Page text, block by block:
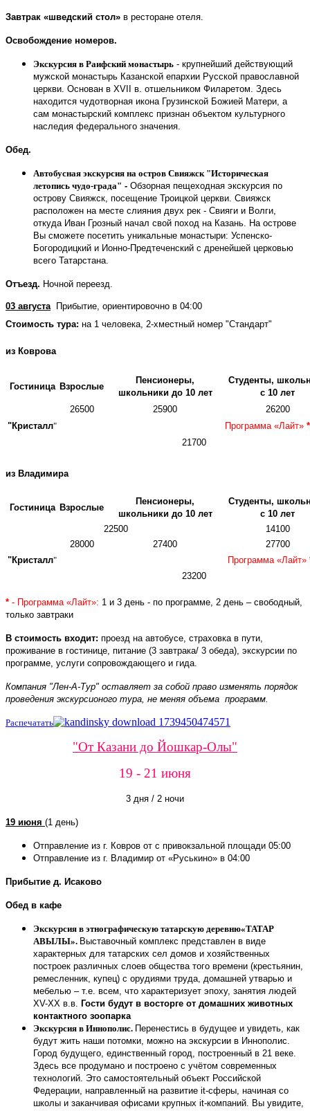
Завтрак «шведский стол» в ресторане отеля.
Освобождение номеров.
Экскурсия в Раифский монастырь - крупнейший действующий
мужской монастырь Казанской епархии Русской православной
церкви. Основан в XVII в. отшельником Филаретом. Здесь
находится чудотворная икона Грузинской Божией Матери, а
сам монастырский комплекс признан объектом культурного
наследия федерального значения.
Обед.
Автобусная экскурсия на остров Свияжск "Историческая
летопись чудо-града" - Обзорная пещеходная экскурсия по
острову Свияжск, посещение Троицкой церкви. Свияжск
расположен на месте слияния двух рек - Свияги и Волги,
откуда Иван Грозный начал свой поход на Казань. На острове
Вы сможете посетить уникальные монастыри: Успенско-
Богородицкий и Ионно-Предтеченский с дренейшей церковью
всего Татарстана.
Отъезд. Ночной переезд.
03 августа
Прибытие, ориентировочно в 04:00
Стоимость тура: на 1 человека, 2-хместный номер "Стандарт"
из Коврова
Гостиница Взрослые
Пенсионеры,
школьники до 10 лет
Студенты,
с 10 лет
"Кристалл"
26500 25900
26200
Программа «Лайт» *
21700
из Владимира
Гостиница Взрослые
Пенсионеры,
школьники до 10 лет
Студенты,
с 10 лет
22500
14100
"Кристалл"
28000 27400
27700
Программа «Лайт»
23200
* - Программа «Лайт»: 1 и 3 день - по программе, 2 день – свободный,
только завтраки
В стоимость входит: проезд на автобусе, страховка в пути,
проживание в гостинице, питание (3 завтрака/ 3 обеда), экскурсии по
программе, услуги сопровождающего и гида.
Компания "Лен-А-Тур" оставляет за собой право изменять порядок
проведения экскурсионого тура, не меняя объема программ.
Распечатать
"От Казани до Йошкар-Олы"
19 - 21 июня
3 дня / 2 ночи
19 июня (1 день)
Отправление из г. Ковров от с привокзальной площади 05:00
Отправление из г. Владимир от «Руськино» в 04:00
Прибытие д. Исаково
Обед в кафе
Экскурсия в этнографическую татарскую деревню«ТАТАР
АВЫЛЫ». Выставочный комплекс представлен в виде
характерных для татарских сел домов и хозяйственных
построек различных слоев общества того времени (крестьянин,
ремесленник, купец) с орудиями труда, домашней утварью и
мебелью – т.е. всем, что характеризует эпоху, занятия людей
ХV-XX в.в. Гости будут в восторге от домашних животных
контактного зоопарка
Экскурсия в Иннополис. Перенестись в будущее и увидеть, как
будут жить наши потомки, можно на экскурсии в Иннополис.
Город будущего, единственный город, построенный в 21 веке.
Здесь все продумано и построено с учётом современных
технологий. Это самостоятельный объект Российской
Федерации, направленный на развитие it-сферы, начиная со
школы и заканчивая офисами крупных it-компаний. Вы увидите,